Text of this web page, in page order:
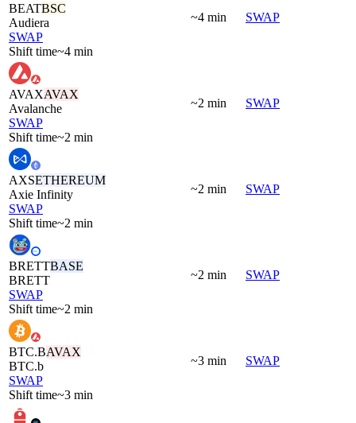
BEATBSC
Audiera
SWAP
Shift time~4 min
~4 min SWAP
AVAXAVAX
Avalanche
SWAP
Shift time~2 min
~2 min SWAP
AXSETHEREUM
Axie Infinity
SWAP
Shift time~2 min
~2 min SWAP
BRETTBASE
BRETT
SWAP
Shift time~2 min
~2 min SWAP
BTC.BAVAX
BTC.b
SWAP
Shift time~3 min
~3 min SWAP